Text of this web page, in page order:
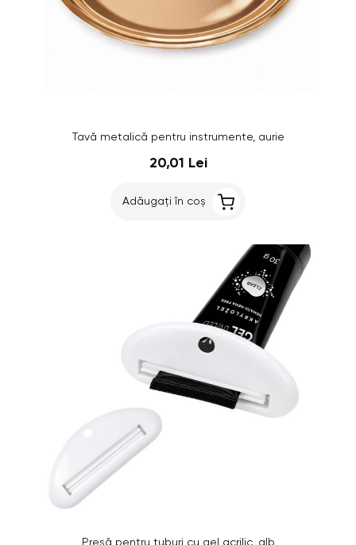
Tavă metalică pentru instrumente, aurie
20,01 Lei
Adăugați în coș
Presă pentru tuburi cu gel acrilic, alb